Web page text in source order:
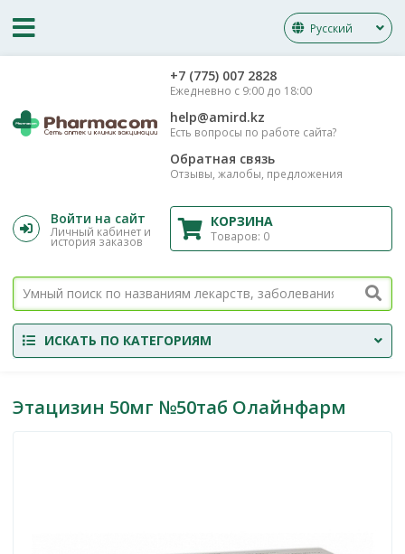
Русский
‎+7 (775) 007 2828
Ежедневно с 9:00 до 18:00
help@amird.kz
Есть вопросы по работе сайта?
Обратная связь
Отзывы, жалобы, предложения
Войти на сайт
Личный кабинет и
история заказов
КОРЗИНА
Товаров: 0
ИСКАТЬ ПО КАТЕГОРИЯМ
Этацизин 50мг №50таб Олайнфарм